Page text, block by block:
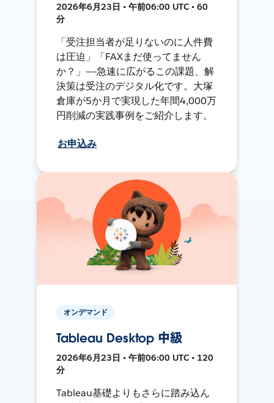
2026年6月23日 • 午前06:00 UTC • 60
分
「受注担当者が足りないのに人件費
は圧迫」「FAXまだ使ってません
か？」——急速に広がるこの課題、解
決策は受注のデジタル化です。大塚
倉庫が5か月で実現した年間4,000万
円削減の実践事例をご紹介します。
お申込み
オンデマンド
Tableau Desktop 中級
2026年6月23日 • 午前06:00 UTC • 120
分
Tableau基礎よりもさらに踏み込ん